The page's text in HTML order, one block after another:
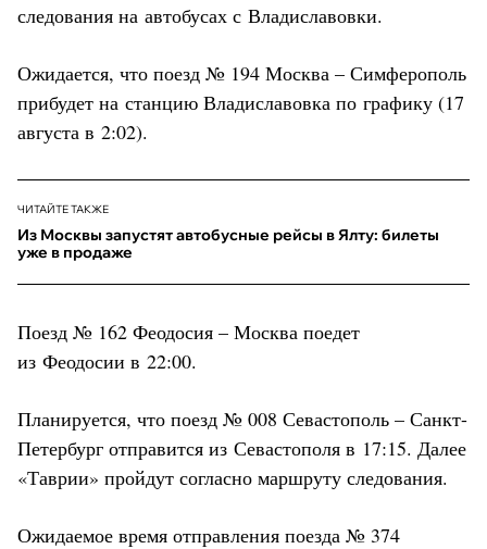
следования на автобусах с Владиславовки.
Ожидается, что поезд № 194 Москва – Симферополь
прибудет на станцию Владиславовка по графику (17
августа в 2:02).
ЧИТАЙТЕ ТАКЖЕ
Из Москвы запустят автобусные рейсы в Ялту: билеты
уже в продаже
Поезд № 162 Феодосия – Москва поедет
из Феодосии в 22:00.
Планируется, что поезд № 008 Севастополь – Санкт-
Петербург отправится из Севастополя в 17:15. Далее
«Таврии» пройдут согласно маршруту следования.
Ожидаемое время отправления поезда № 374